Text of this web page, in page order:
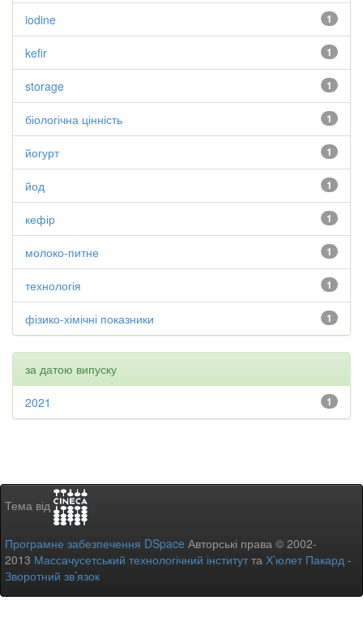
1
iodine
1
kefir
1
storage
1
біологічна цінність
1
йогурт
1
йод
1
кефір
1
молоко-питне
1
технологія
1
фізико-хімічні показники
за датою випуску
1
2021
Тема від
Програмне забезпечення DSpace Авторські права © 2002-
2013 Массачусетський технологічний інститутта Х’юлет Пакард -
Зворотний зв’язок